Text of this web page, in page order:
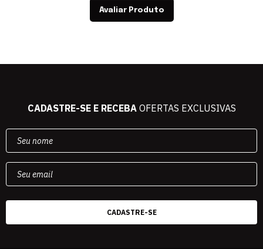
Avaliar Produto
CADASTRE-SE E RECEBAOFERTAS EXCLUSIVAS